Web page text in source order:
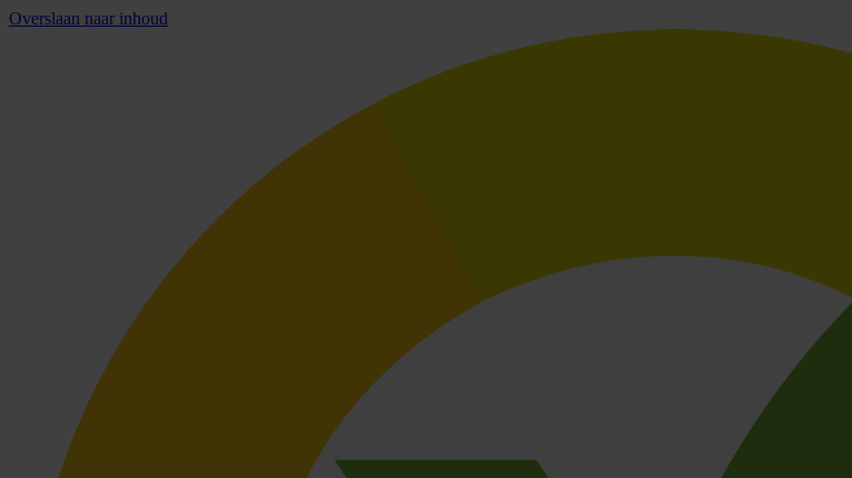
Overslaan naar inhoud